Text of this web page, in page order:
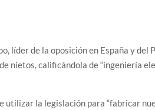
líder de la oposición en España y del
nietos, calificándola de “ingeniería
utilizar la legislación para “fabricar